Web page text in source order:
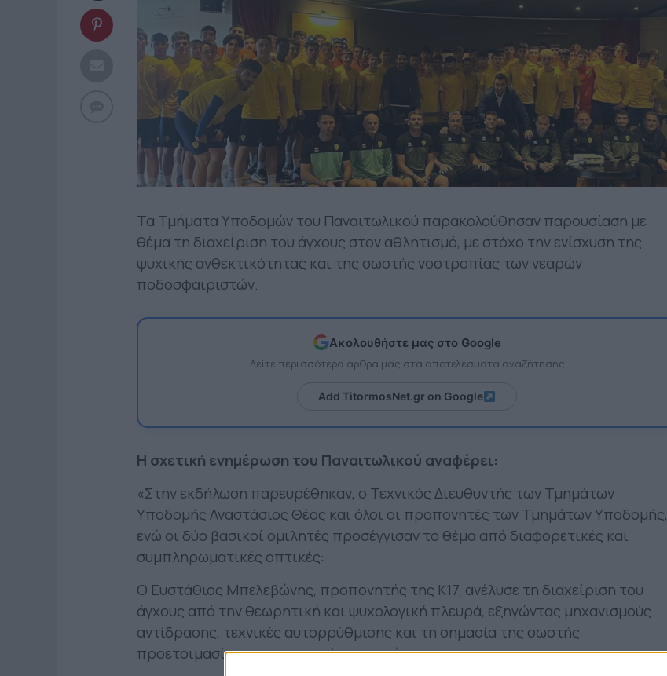
Τα Τμήματα Υποδομών του Παναιτωλικού παρακολούθησαν παρουσίαση με
θέμα τη διαχείριση του άγχους στον αθλητισμό, με στόχο την ενίσχυση της
ψυχικής ανθεκτικότητας και της σωστής νοοτροπίας των νεαρών
ποδοσφαιριστών.
Ακολουθήστε μας στο Google
Δείτε περισσότερα άρθρα μας στα αποτελέσματα αναζήτησης
Add TitormosNet.gr on Google
Η σχετική ενημέρωση του Παναιτωλικού αναφέρει:
«Στην εκδήλωση παρευρέθηκαν, ο Τεχνικός Διευθυντής των Τμημάτων
Υποδομής Αναστάσιος Θέος και όλοι οι προπονητές των Τμημάτων Υποδομής,
ενώ οι δύο βασικοί ομιλητές προσέγγισαν το θέμα από διαφορετικές και
συμπληρωματικές οπτικές:
Ο Ευστάθιος Μπελεβώνης, προπονητής της Κ17, ανέλυσε τη διαχείριση του
άγχους από την θεωρητική και ψυχολογική πλευρά, εξηγώντας μηχανισμούς
αντίδρασης, τεχνικές αυτορρύθμισης και τη σημασία της σωστής
προετοιμασίας πριν και μετά τους αγώνες.